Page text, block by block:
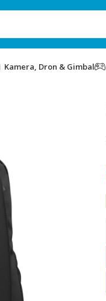
Kamera, Dron & Gimbal